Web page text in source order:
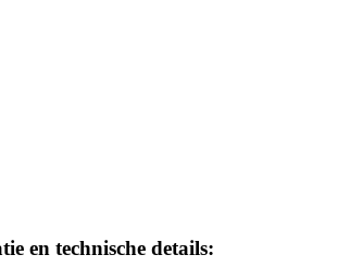
en technische details: